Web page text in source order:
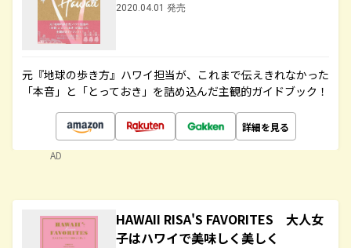
2020.04.01 発売
元『地球の歩き方』ハワイ担当が、これまで伝えきれなかった
「本音」と「とっておき」を詰め込んだ主観的ガイドブック！
詳細を見る
AD
HAWAII RISA'S FAVORITES 大人女
子はハワイで美味しく美しく